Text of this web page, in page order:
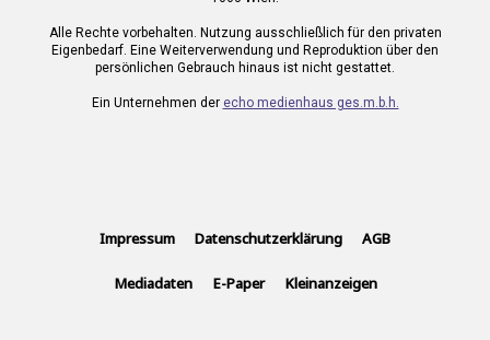
Alle Rechte vorbehalten. Nutzung ausschließlich für den privaten
Eigenbedarf. Eine Weiterverwendung und Reproduktion über den
persönlichen Gebrauch hinaus ist nicht gestattet.
Ein Unternehmen der echo medienhaus ges.m.b.h.
Impressum Datenschutzerklärung AGB
Mediadaten E-Paper Kleinanzeigen